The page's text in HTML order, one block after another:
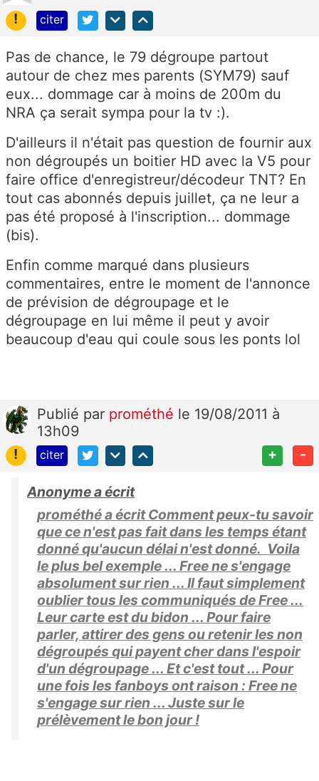
!
citer
Pas de chance, le 79 dégroupe partout
autour de chez mes parents (SYM79) sauf
eux... dommage car à moins de 200m du
NRA ça serait sympa pour la tv :).
D'ailleurs il n'était pas question de fournir aux
non dégroupés un boitier HD avec la V5 pour
faire office d'enregistreur/décodeur TNT? En
tout cas abonnés depuis juillet, ça ne leur a
pas été proposé à l'inscription... dommage
(bis).
Enfin comme marqué dans plusieurs
commentaires, entre le moment de l'annonce
de prévision de dégroupage et le
dégroupage en lui même il peut y avoir
beaucoup d'eau qui coule sous les ponts lol
Publié par prométhé le 19/08/2011 à
13h09
!
citer + -
Anonyme a écrit
prométhé a écrit Comment peux-tu savoir
que ce n'est pas fait dans les temps étant
donné qu'aucun délai n'est donné. Voila
le plus bel exemple ... Free ne s'engage
absolument sur rien ... Il faut simplement
oublier tous les communiqués de Free ...
Leur carte est du bidon ... Pour faire
parler, attirer des gens ou retenir les non
dégroupés qui payent cher dans l'espoir
d'un dégroupage ... Et c'est tout ... Pour
une fois les fanboys ont raison : Free ne
s'engage sur rien ... Juste sur le
prélèvement le bon jour !